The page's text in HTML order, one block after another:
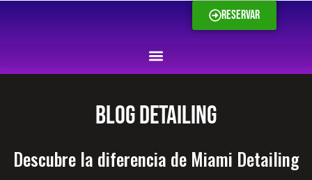
Reservar
Blog Detailing
Descubre la diferencia de Miami Detailing